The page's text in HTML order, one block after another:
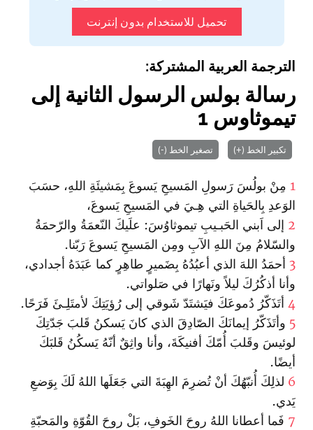
تحميل للاستخدام بدون إنترنت
الترجمة العربية المشتركة:
رسالة بولس الرسول الثانية إلى
تيموثاوس 1
تكبير الخط (+) تصغير الخط (-)
1 مِنْ بولُسَ رَسولِ المَسيحِ يَسوعَ بِمَشيئَةِ اللهِ، حسَبَ
الوَعدِ بِالحَياةِ التي هِـيَ في المَسيحِ يَسوعَ،
2 إلى اَبني الحَبـيبِ تيموثاوُسَ: علَيكَ النّعمَةُ والرّحمَةُ
والسّلامُ مِنَ اللهِ الآبِ ومِن المَسيحِ يَسوعَ رَبّنا.
3 أحمَدُ اللهَ الذي أعبُدُهُ بِضَميرٍ طاهِرٍ كما عَبَدَهُ أجدادي،
وأنا أذكُرُكَ ليلاً ونَهارًا في صَلواتي.
4 أتَذَكّرُ دُموعَكَ فيَشتَدّ شَوقي إلى رُؤيَتِكَ لأمتَلِـئَ فَرَحًا.
5 وأتَذَكّرُ إيمانَكَ الصّادِقَ الذي كانَ يَسكنُ قَلبَ جَدّتِكَ
لوئيسَ وقَلبَ أُمّكَ أفنيكَةَ، وأنا واثِقٌ أنّهُ يَسكُنُ قَلبَكَ
أيضًا.
6 لذلِكَ أُنبّهُكَ أنْ تُضرِمَ الهِبَةَ التي جَعَلَها اللهُ لَكَ بِوَضعِ
يَدي.
7 فَما أعطانا اللهُ روحَ الخَوفِ، بَلْ روحَ القُوّةِ والمَحبّةِ